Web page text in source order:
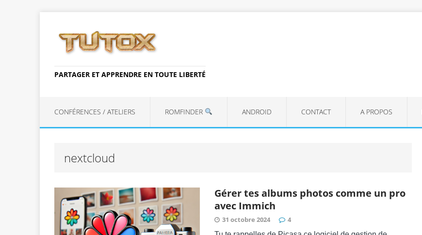
PARTAGER ET APPRENDRE EN TOUTE LIBERTÉ
CONFÉRENCES / ATELIERS ROMFINDER ANDROID CONTACT A PROPOS
nextcloud
Gérer tes albums photos comme un pro
avec Immich
31 octobre 2024 4